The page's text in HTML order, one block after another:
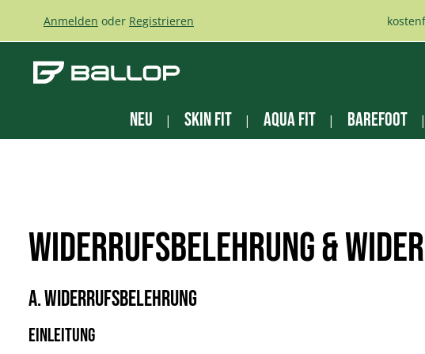
Hauptinhalt springen
Zur Suche springen
Zur Hauptnavigation springen
Anmelden oder Registrieren
NEU Skin Fit Aqua Fit Barefoot
Widerrufsbelehrung &
A. Widerrufsbelehrung
Einleitung